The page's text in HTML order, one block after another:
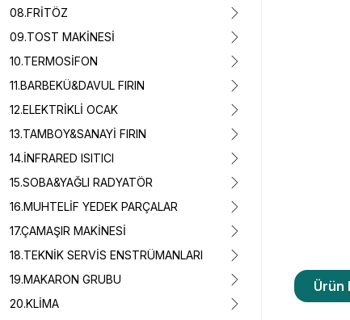
08.FRİTÖZ
09.TOST MAKİNESİ
10.TERMOSİFON
11.BARBEKÜ&DAVUL FIRIN
12.ELEKTRİKLİ OCAK
13.TAMBOY&SANAYİ FIRIN
14.İNFRARED ISITICI
15.SOBA&YAĞLI RADYATÖR
16.MUHTELİF YEDEK PARÇALAR
17.ÇAMAŞIR MAKİNESİ
18.TEKNİK SERVİS ENSTRÜMANLARI
19.MAKARON GRUBU
20.KLİMA
Ürün